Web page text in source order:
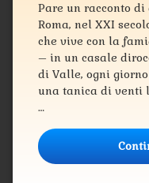
Pare un racconto
Roma, nel XXI
che vive con la
– in un casale
di Valle, ogni
una tanica di venti
…